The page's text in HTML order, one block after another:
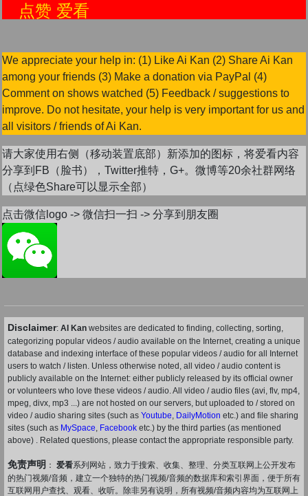
赞 爱看
We appreciate your help in: (1) Like Ai Kan (2) Share Ai Kan
among your friends (3) Make a donation via PayPal (4)
Comment on shows watched (5) Feedback / suggestions to
improve. Do not hesitate, your help is very important for us and
all visitors / friends of Ai Kan.
请大家使用右侧（移动装置底部）新添加的图标，将爱看内容
分享到FB（脸书），Twitter推特，G+。微博等20余社群网络
（点绿色Share可以显示全部）
点击微信logo -> 微信扫一扫 -> 分享到朋友圈
Disclaimer: AI Kan websites are dedicated to finding, collecting, sorting,
categorizing popular videos / audio available on the Internet, creating a unique
database and indexing interface of these popular videos / audio for all Internet
users to watch / listen. Unless otherwise noted, all video / audio content is
publicly available on the Internet: either publicly released by its official owner
or volunteers who love these videos / audio. All video / audio files (avi, flv, mp4,
mpeg, divx, mp3 ...) are not hosted on our servers, but uploaded to / stored on
video / audio sharing sites (such as Youtube DailyMotion etc.) and file sharing
sites (such as MySpace Facebook etc.) by the third parties (as mentioned
above) . Related questions, please contact the appropriate responsible party.
免责声明 ： 爱看系列网站，致力于搜索、收集、整理、分类互联网上公开发布
的热门视频/音频，建立一个独特的热门视频/音频的数据库和索引界面，便于所有
互联网用户查找、观看、收听。除非另有说明，所有视频/音频内容均为互联网上